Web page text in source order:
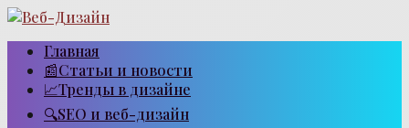
Перейти
контентуГлавная
📰Статьи и новости
📈Тренды в дизайне
🔍SEO и веб-дизайн